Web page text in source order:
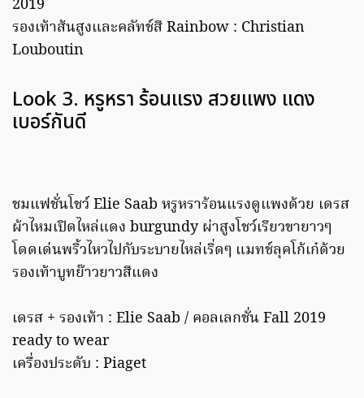
2019
รองเท้าส้นสูงและคลัทช์สี Rainbow : Christian
Louboutin
Look 3. หรูหรา ร้อนแรง สวยแพง แดง
เบอร์กันดี
ชมแฟชั่นโชว์ Elie Saab หรูหราร้อนแรงดูแพงด้วย เดรส
ผ้าไหมเปิดไหล่แดง burgundy ผ่าสูงโชว์เรียวขายาวๆ
โดดเด่นพริ้วไหวไปกับระบายไหล่เริ่ดๆ แมทช์ลุคโก้เก๋ด้วย
รองเท้าบูทย๊าวยาวสีแดง
เดรส + รองเท้า : Elie Saab / คอลเลกชั่น Fall 2019
ready to wear
เครื่องประดับ : Piaget